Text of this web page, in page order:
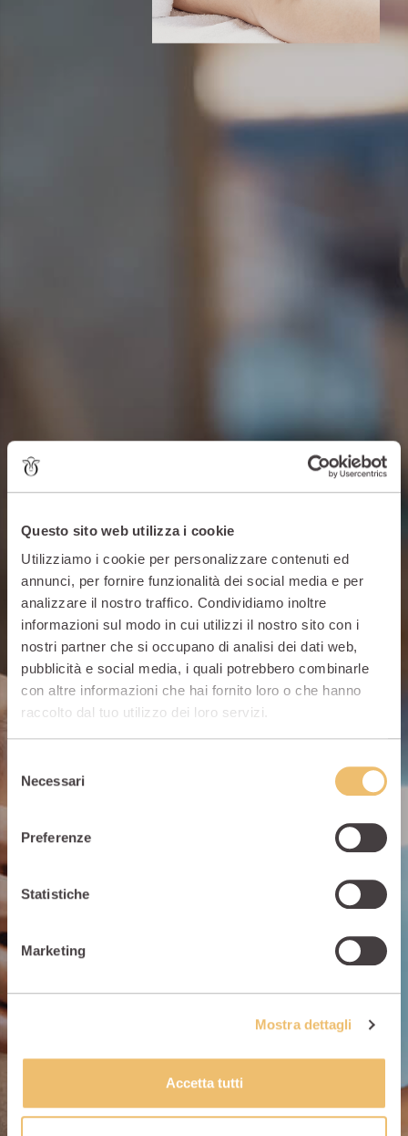
Questo sito web utilizza i cookie
Utilizziamo i cookie per personalizzare contenuti ed
annunci, per fornire funzionalità dei social media e per
analizzare il nostro traffico. Condividiamo inoltre
informazioni sul modo in cui utilizzi il nostro sito con i
nostri partner che si occupano di analisi dei dati web,
pubblicità e social media, i quali potrebbero combinarle
con altre informazioni che hai fornito loro o che hanno
raccolto dal tuo utilizzo dei loro servizi.
del
consenso
Necessari
Preferenze
Statistiche
Marketing
Mostra dettagli
Accetta tutti